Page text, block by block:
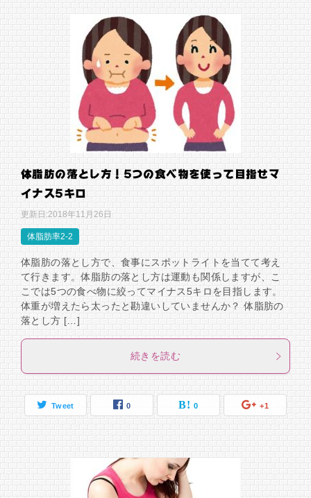
体脂肪の落とし方！5つの食べ物を使って目指せマ
イナス5キロ
更新日:2018年11月26日
体脂肪率2-2
体脂肪の落とし方で、食事にスポットライトを当てて考え
て行きます。体脂肪の落とし方は運動も関係しますが、こ
こでは5つの食べ物に絞ってマイナス5キロを目指します。
体重が増えたら太ったと勘違いしていませんか？ 体脂肪の
落とし方 […]
続きを読む
Tweet 0 0 +1